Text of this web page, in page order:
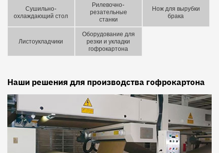
Сушильно-
охлаждающий стол
Рилевочно-
резательные
станки
Нож для вырубки
брака
Листоукладчики
Оборудование для
резки и укладки
гофрокартона
Наши решения для производства гофрокартона